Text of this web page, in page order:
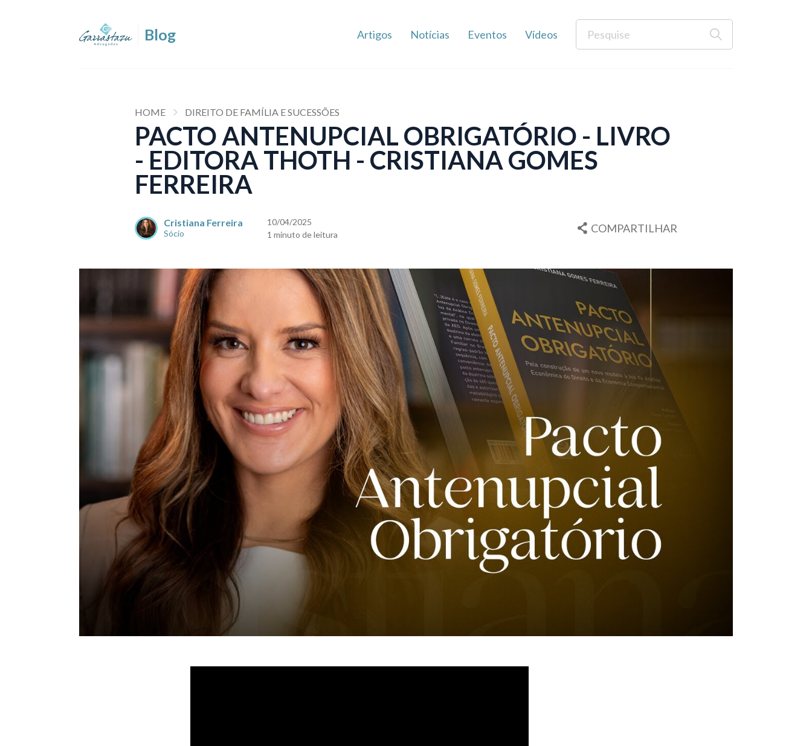
Artigos Notícias Eventos Vídeos
HOME DIREITO DE FAMÍLIA E SUCESSÕES
PACTO ANTENUPCIAL OBRIGATÓRIO - LIVRO
- EDITORA THOTH - CRISTIANA GOMES
FERREIRA
Cristiana Ferreira
Sócio
10/04/2025
1 minuto de leitura
COMPARTILHAR